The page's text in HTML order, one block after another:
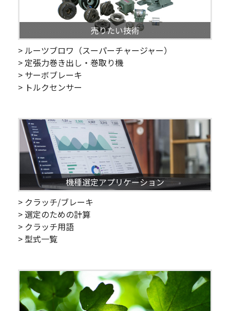
売りたい技術
> ルーツブロワ（スーパーチャージャー）
> 定張力巻き出し・巻取り機
> サーボブレーキ
> トルクセンサー
機種選定アプリケーション
> クラッチ/ブレーキ
> 選定のための計算
> クラッチ用語
> 型式一覧